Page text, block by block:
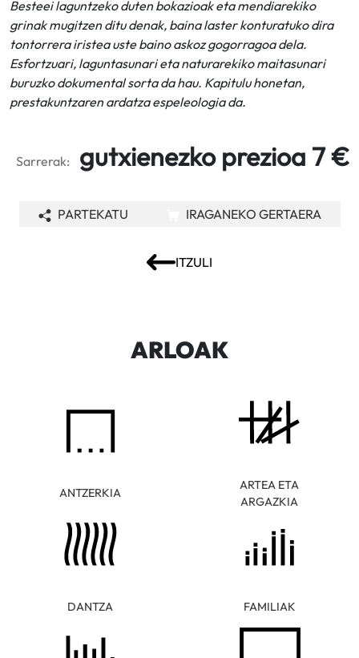
Besteei laguntzeko duten bokazioak eta mendiarekiko
grinak mugitzen ditu denak, baina laster konturatuko dira
tontorrera iristea uste baino askoz gogorragoa dela.
Esfortzuari, laguntasunari eta naturarekiko maitasunari
buruzko dokumental sorta da hau. Kapitulu honetan,
prestakuntzaren ardatza espeleologia da.
Sarrerak: gutxienezko prezioa 7 €
ITZULI
PARTEKATU IRAGANEKO GERTAERA
ARLOAK
ANTZERKIA
ARTEA ETA
ARGAZKIA
DANTZA FAMILIAK